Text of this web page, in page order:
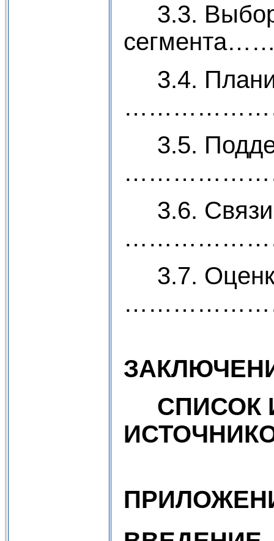
3.3. Выбор
3.4.
3.5.
3.6. Связи
3.7.
СПИСОК